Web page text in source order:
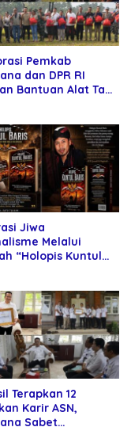
Pemkab
dan DPR RI
Bantuan Alat Tani
Jiwa
Melalui
“Holopis Kuntul
Terapkan 12
Karir ASN,
Sabet